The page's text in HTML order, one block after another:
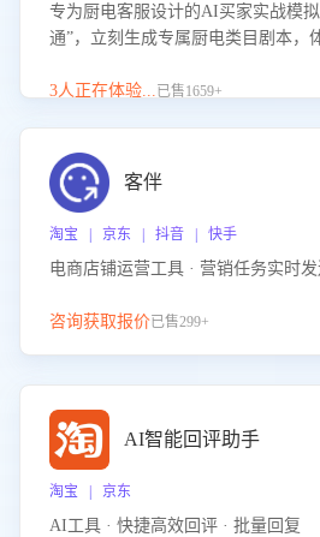
专为厨电客服设计的AI买家实战模
通”，立刻生成专属厨电类目剧本，
实场景应对技巧！
3人正在体验...已售1659+
客伴
淘宝 | 京东 | 抖音 | 快手
电商店铺运营工具 · 营销任务实时
咨询获取报价已售299+
AI智能回评助手
淘宝 | 京东
AI工具 · 快捷高效回评 · 批量回复